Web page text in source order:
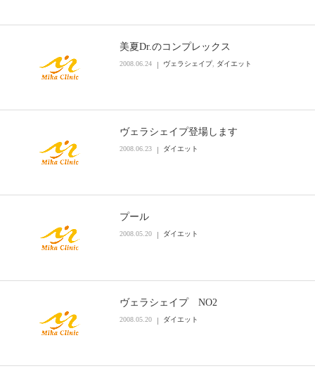
美夏Dr.のコンプレックス
2008.06.24 ヴェラシェイプ, ダイエット
ヴェラシェイプ登場します
2008.06.23 ダイエット
プール
2008.05.20 ダイエット
ヴェラシェイプ NO2
2008.05.20 ダイエット